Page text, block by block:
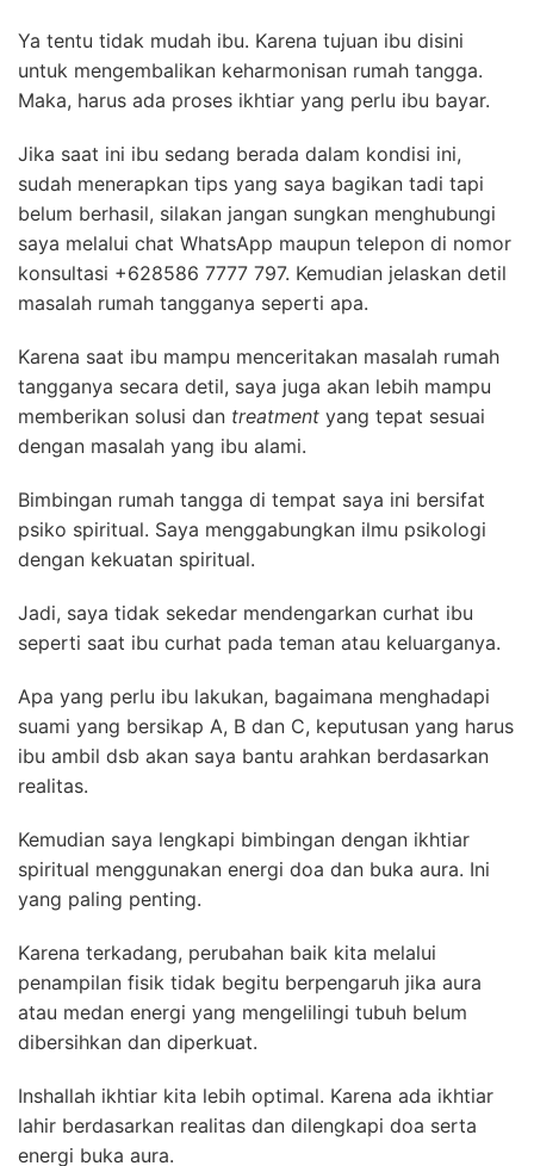
Ya tentu tidak mudah ibu. Karena tujuan ibu disini
untuk mengembalikan keharmonisan rumah tangga.
Maka, harus ada proses ikhtiar yang perlu ibu bayar.
Jika saat ini ibu sedang berada dalam kondisi ini,
sudah menerapkan tips yang saya bagikan tadi tapi
belum berhasil, silakan jangan sungkan menghubungi
saya melalui chat WhatsApp maupun telepon di nomor
konsultasi +628586 7777 797. Kemudian jelaskan detil
masalah rumah tangganya seperti apa.
Karena saat ibu mampu menceritakan masalah rumah
tangganya secara detil, saya juga akan lebih mampu
memberikan solusi dan treatment yang tepat sesuai
dengan masalah yang ibu alami.
Bimbingan rumah tangga di tempat saya ini bersifat
psiko spiritual. Saya menggabungkan ilmu psikologi
dengan kekuatan spiritual.
Jadi, saya tidak sekedar mendengarkan curhat ibu
seperti saat ibu curhat pada teman atau keluarganya.
Apa yang perlu ibu lakukan, bagaimana menghadapi
suami yang bersikap A, B dan C, keputusan yang harus
ibu ambil dsb akan saya bantu arahkan berdasarkan
realitas.
Kemudian saya lengkapi bimbingan dengan ikhtiar
spiritual menggunakan energi doa dan buka aura. Ini
yang paling penting.
Karena terkadang, perubahan baik kita melalui
penampilan fisik tidak begitu berpengaruh jika aura
atau medan energi yang mengelilingi tubuh belum
dibersihkan dan diperkuat.
Inshallah ikhtiar kita lebih optimal. Karena ada ikhtiar
lahir berdasarkan realitas dan dilengkapi doa serta
energi buka aura.